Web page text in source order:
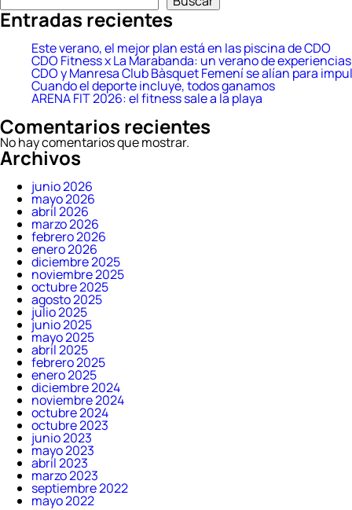
Entradas recientes
Este verano, el mejor plan está en las piscina de CDO
CDO Fitness x La Marabanda: un verano de
CDO y Manresa Club Bàsquet Femení se alían para
Cuando el deporte incluye, todos ganamos
ARENA FIT 2026: el fitness sale a la playa
Comentarios recientes
No hay comentarios que mostrar.
Archivos
junio 2026
mayo 2026
abril 2026
marzo 2026
febrero 2026
enero 2026
diciembre 2025
noviembre 2025
octubre 2025
agosto 2025
julio 2025
junio 2025
mayo 2025
abril 2025
febrero 2025
enero 2025
diciembre 2024
noviembre 2024
octubre 2024
octubre 2023
junio 2023
mayo 2023
abril 2023
marzo 2023
septiembre 2022
mayo 2022